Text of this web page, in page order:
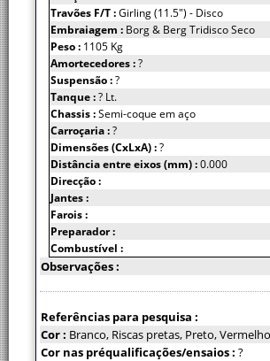
Travões F/T :Girling (11.5") - Disco
Embraiagem : Borg & Berg Tridisco Seco
Peso : 1105 Kg
Amortecedores :?
Suspensão :?
Tanque :? Lt.
Chassis :Semi-coque em aço
Carroçaria :?
Dimensões (CxLxA) :?
Distância entre eixos (mm) :0.000
Direcção :
Jantes :
Farois :
Preparador :
Combustível :
Observações :
Referências para pesquisa :
Cor : Branco, Riscas pretas, Preto,
Cor nas préqualificações/ensaios : ?